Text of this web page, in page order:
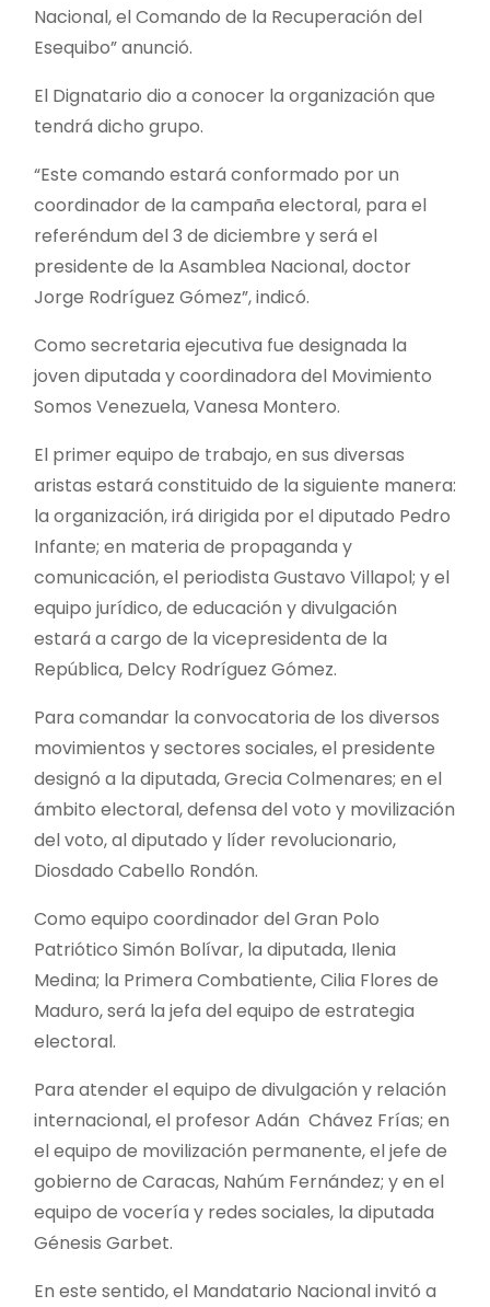
Nacional, el Comando de la Recuperación del
Esequibo” anunció.
El Dignatario dio a conocer la organización que
tendrá dicho grupo.
“Este comando estará conformado por un
coordinador de la campaña electoral, para el
referéndum del 3 de diciembre y será el
presidente de la Asamblea Nacional, doctor
Jorge Rodríguez Gómez”, indicó.
Como secretaria ejecutiva fue designada la
joven diputada y coordinadora del Movimiento
Somos Venezuela, Vanesa Montero.
El primer equipo de trabajo, en sus diversas
aristas estará constituido de la siguiente manera:
la organización, irá dirigida por el diputado Pedro
Infante; en materia de propaganda y
comunicación, el periodista Gustavo Villapol; y el
equipo jurídico, de educación y divulgación
estará a cargo de la vicepresidenta de la
República, Delcy Rodríguez Gómez.
Para comandar la convocatoria de los diversos
movimientos y sectores sociales, el presidente
designó a la diputada, Grecia Colmenares; en el
ámbito electoral, defensa del voto y movilización
del voto, al diputado y líder revolucionario,
Diosdado Cabello Rondón.
Como equipo coordinador del Gran Polo
Patriótico Simón Bolívar, la diputada, Ilenia
Medina; la Primera Combatiente, Cilia Flores de
Maduro, será la jefa del equipo de estrategia
electoral.
Para atender el equipo de divulgación y relación
internacional, el profesor Adán Chávez Frías; en
el equipo de movilización permanente, el jefe de
gobierno de Caracas, Nahúm Fernández; y en el
equipo de vocería y redes sociales, la diputada
Génesis Garbet.
En este sentido, el Mandatario Nacional invitó a